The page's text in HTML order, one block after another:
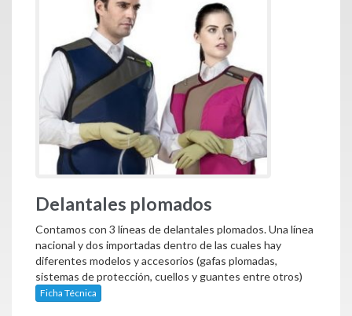
Delantales plomados
Contamos con 3 líneas de delantales plomados. Una línea
nacional y dos importadas dentro de las cuales hay
diferentes modelos y accesorios (gafas plomadas,
sistemas de protección, cuellos y guantes entre otros)
Ficha Técnica